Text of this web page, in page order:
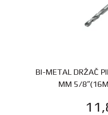
BI-METAL DRŽAČ
MM 5/